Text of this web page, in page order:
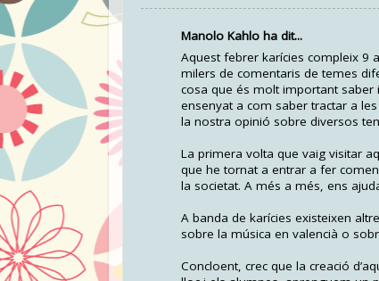
Manolo Kahlo ha dit...
Aquest febrer karícies compleix 9
milers de comentaris de temes
cosa que és molt important saber
ensenyat a com saber tractar a
la nostra opinió sobre diversos
La primera volta que vaig visitar
que he tornat a entrar a fer
la societat. A més a més, ens
A banda de karícies existeixen
sobre la música en valencià o
Concloent, crec que la creació